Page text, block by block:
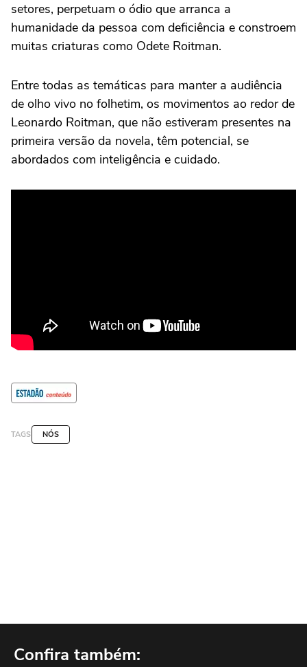
setores, perpetuam o ódio que arranca a
humanidade da pessoa com deficiência e constroem
muitas criaturas como Odete Roitman.
Entre todas as temáticas para manter a audiência
de olho vivo no folhetim, os movimentos ao redor de
Leonardo Roitman, que não estiveram presentes na
primeira versão da novela, têm potencial, se
abordados com inteligência e cuidado.
TAGS NÓS
Confira também: